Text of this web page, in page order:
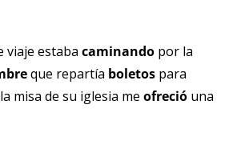
viaje estaba caminando por la
que repartía boletos para
misa de su iglesia me ofreció